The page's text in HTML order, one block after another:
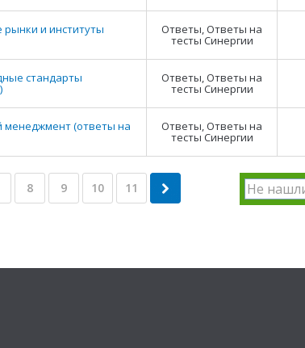
и институты Ответы, Ответы на
тесты Синергии
стандарты Ответы, Ответы на
тесты Синергии
(ответы на Ответы, Ответы на
тесты Синергии
8 9 10 11